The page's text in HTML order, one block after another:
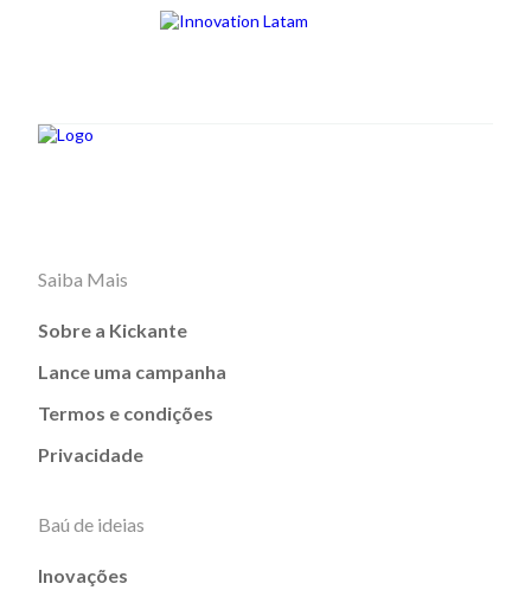
Saiba Mais
Sobre a Kickante
Lance uma campanha
Termos e condições
Privacidade
Baú de ideias
Inovações